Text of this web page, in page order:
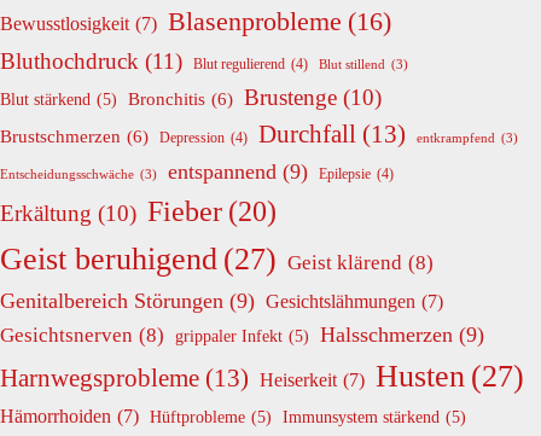
Bewusstlosigkeit (7) Blasenprobleme (16)
Bluthochdruck (11) Blut regulierend (4) Blut stillend (3)
Blut stärkend (5) Bronchitis (6) Brustenge (10)
Brustschmerzen (6) Depression (4) Durchfall (13) entkrampfend (3)
Entscheidungsschwäche (3) entspannend (9) Epilepsie (4)
Erkältung (10) Fieber (20)
Geist beruhigend (27) Geist klärend (8)
Genitalbereich Störungen (9) Gesichtslähmungen (7)
Gesichtsnerven (8) grippaler Infekt (5) Halsschmerzen (9)
Harnwegsprobleme (13) Heiserkeit (7) Husten (27)
Hämorrhoiden (7) Hüftprobleme (5) Immunsystem stärkend (5)